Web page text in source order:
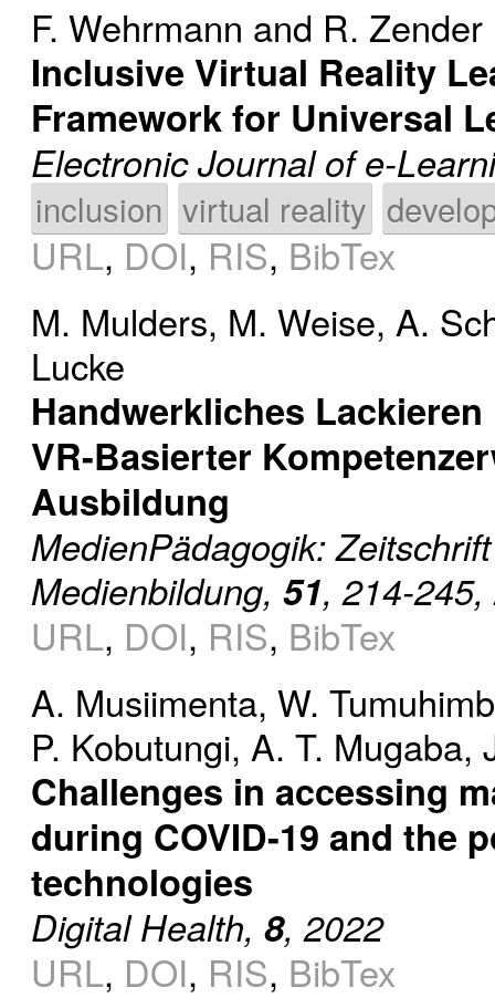
F. Wehrmann and R. Zender
Inclusive Virtual Reality
Framework for Universal
Electronic Journal of e-
inclusion virtual reality
URL, DOI, RIS, BibTex
M. Mulders, M. Weise, A.
Lucke
Handwerkliches
VR-Basierter
Ausbildung
MedienPädagogik:
Medienbildung, 51, 214-
URL, DOI, RIS, BibTex
A. Musiimenta, W.
P. Kobutungi, A. T. Mugaba,
Challenges in accessing
during COVID-19 and the
technologies
Digital Health, 8, 2022
URL, DOI, RIS, BibTex